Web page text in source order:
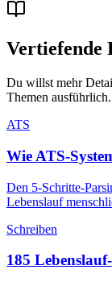
Vertiefende
Du willst mehr
Themen ausführlich.
ATS
Wie ATS-
Den 5-Schritte-
Lebenslauf
Schreiben
185